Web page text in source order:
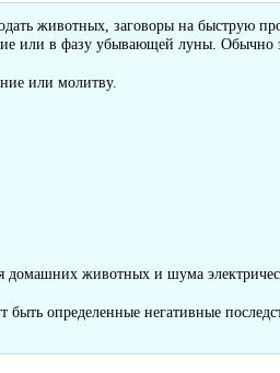
животных, заговоры на быструю
или в фазу убывающей луны. Обычно
или молитву.
домашних животных и шума
определенные негативные